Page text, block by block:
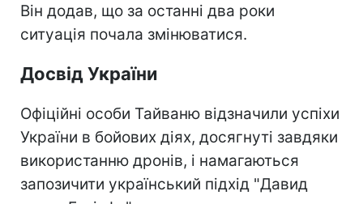
Він додав, що за останні два роки
ситуація почала змінюватися.
Досвід України
Офіційні особи Тайваню відзначили успіхи
України в бойових діях, досягнуті завдяки
використанню дронів, і намагаються
запозичити український підхід "Давид